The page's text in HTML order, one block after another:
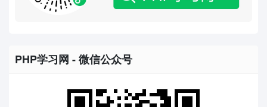
PHP学习网 - 微信公众号